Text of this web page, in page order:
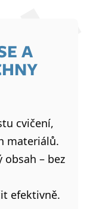
A
cvičení,
materiálů.
obsah – bez
efektivně.